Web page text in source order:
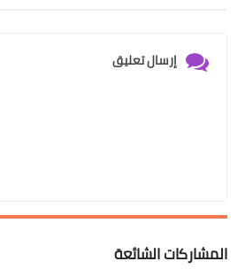
إرسال تعليق
المشاركات الشائعة